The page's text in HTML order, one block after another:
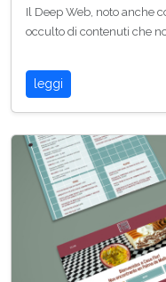
Il Deep Web, noto anche
occulto di contenuti che
leggi